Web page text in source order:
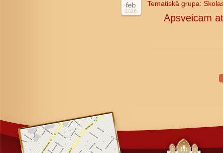
feb
2026
Tematiskā grupa:
Apsveicam